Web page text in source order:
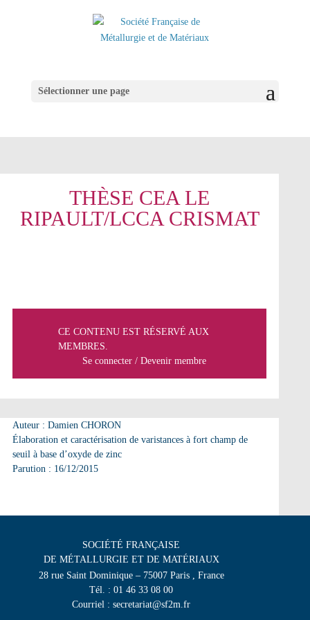
Sélectionner une page
THÈSE CEA LE
RIPAULT/LCCA CRISMAT
CE CONTENU EST RÉSERVÉ AUX
MEMBRES.
Se connecter/ Devenir membre
Auteur : Damien CHORON
Élaboration et caractérisation de varistances à fort champ de
seuil à base d’oxyde de zinc
Parution : 16/12/2015
SOCIÉTÉ FRANÇAISE
DE MÉTALLURGIE ET DE MATÉRIAUX
28 rue Saint Dominique – 75007 Paris , France
Tél. : 01 46 33 08 00
Courriel : secretariat@sf2m.fr